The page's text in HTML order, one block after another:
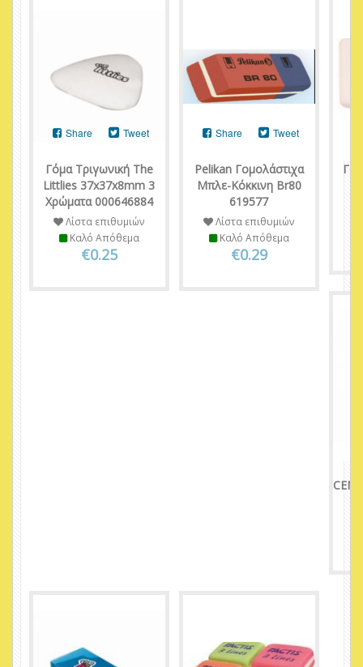
Γόμα Τριγωνική The
Littlies 37x37x8mm 3
Χρώματα 000646884
Share Tweet
Λίστα επιθυμιών
Καλό Απόθεμα
€0.25
Pelikan Γομολάστιχα
Μπλε-Κόκκινη Br80
619577
Share Tweet
Λίστα επιθυμιών
Καλό Απόθεμα
€0.29